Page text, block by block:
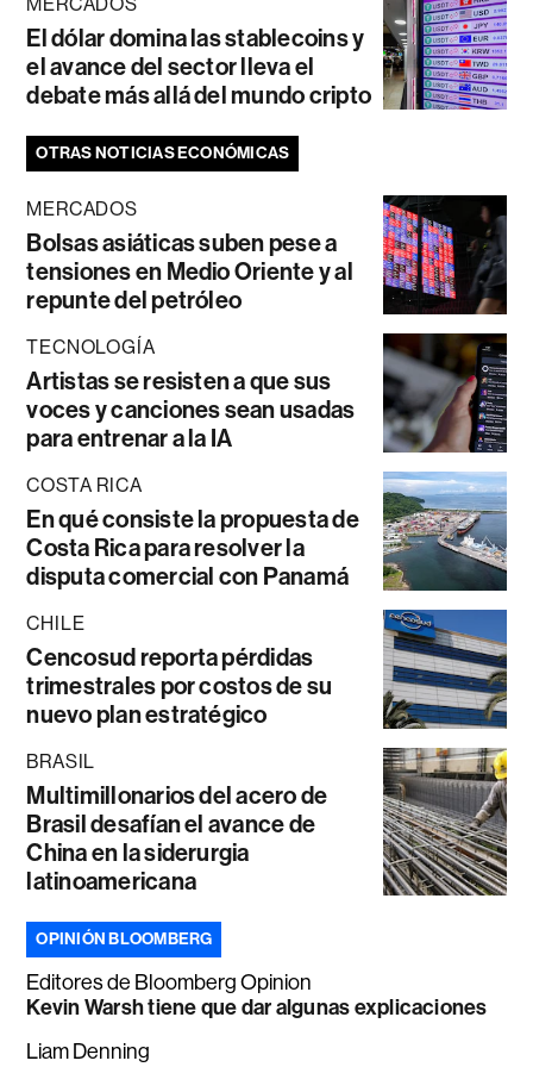
El dólar domina las stablecoins y
el avance del sector lleva el
debate más allá del mundo cripto
OTRAS NOTICIAS ECONÓMICAS
MERCADOS
Bolsas asiáticas suben pese a
tensiones en Medio Oriente y al
repunte del petróleo
TECNOLOGÍA
Artistas se resisten a que sus
voces y canciones sean usadas
para entrenar a la IA
COSTA RICA
En qué consiste la propuesta de
Costa Rica para resolver la
disputa comercial con Panamá
CHILE
Cencosud reporta pérdidas
trimestrales por costos de su
nuevo plan estratégico
BRASIL
Multimillonarios del acero de
Brasil desafían el avance de
China en la siderurgia
latinoamericana
OPINIÓN BLOOMBERG
Editores de Bloomberg Opinion
Kevin Warsh tiene que dar algunas explicaciones
Liam Denning